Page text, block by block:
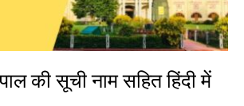
की सूची नाम सहित हिंदी में